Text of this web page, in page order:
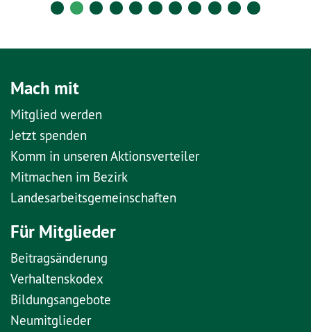
Mach mit
Mitglied werden
Jetzt spenden
Komm in unseren Aktionsverteiler
Mitmachen im Bezirk
Landesarbeitsgemeinschaften
Für Mitglieder
Beitragsänderung
Verhaltenskodex
Bildungsangebote
Neumitglieder